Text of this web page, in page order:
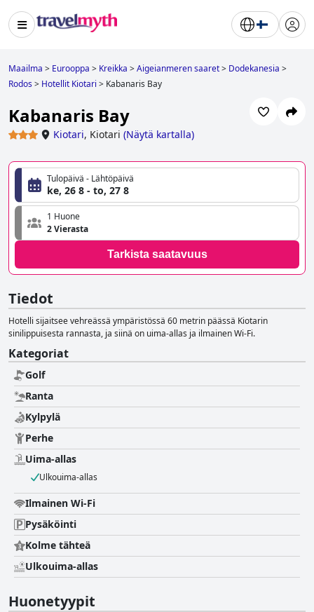
Maailma > Eurooppa > Kreikka >Aigeianmeren saaret> Dodekanesia >
Rodos> Hotellit Kiotari > Kabanaris Bay
Kabanaris Bay
Kiotari, Kiotari (Näytä kartalla)
Tulopäivä - Lähtöpäivä
ke, 26 8 - to, 27 8
1 Huone
2 Vierasta
Tarkista saatavuus
Tiedot
Hotelli sijaitsee vehreässä ympäristössä 60 metrin päässä Kiotarin
sinilippuisesta rannasta, ja siinä on uima-allas ja ilmainen Wi-Fi.
Kategoriat
Golf
Ranta
Kylpylä
Perhe
Uima-allas
Ulkouima-allas
Ilmainen Wi-Fi
Pysäköinti
Kolme tähteä
Ulkouima-allas
Huonetyypit